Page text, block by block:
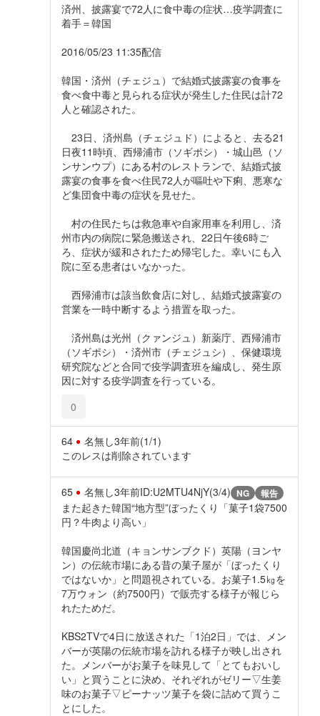
済州、披露宴で72人に食中毒の症状…疫学調査に
着手＝韓国
2016/05/23 11:35配信
韓国・済州（チェジュ）で結婚式披露宴の食事を
食べ食中毒と見られる症状が発生した住民は計72
人と確認された。
23日、済州島（チェジュド）によると、去る21
日夜11時頃、西帰浦市（ソギポシ）・城山邑（ソ
ンサンウプ）にある村のレストランで、結婚式披
露宴の食事を食べ住民72人が嘔吐や下痢、悪寒な
ど集団食中毒の症状を見せた。
村の住民たちは救急車や自家用車を利用し、済
州市内の病院に緊急搬送され、22日午後6時ご
ろ、症状が緩和されたため帰宅した。幸いにも入
院に至る患者はいなかった。
西帰浦市は該当飲食店に対し、結婚式披露宴の
営業を一時中断するよう措置を取った。
済州島は光州（クァンジュ）新薬庁、西帰浦市
（ソギポシ）・済州市（チェジュシ）、保健環境
研究院などと合同で疫学調査班を編成し、発生原
因に対する疫学調査を行っている。
0
64 名無し3年前(1/1)
このレスは削除されています
65 名無し3年前ID:U2MTU4NjY(3/4) NG 報告
また起きた韓国“地方型”ぼったくり「菓子1袋7500
円？牛肉より高い」
韓国慶尚北道（キョンサンブクド）英陽（ヨンヤ
ン）の伝統市場にある昔の菓子屋が「ぼったくり
ではないか」と問題視されている。お菓子1.5㎏を
7万ウォン（約7500円）で販売する様子が報じら
れたためだ。
KBS2TVで4日に放送された「1泊2日」では、メン
バーが英陽の伝統市場を訪れる様子が映し出され
た。メンバーがお菓子を味見して「とてもおいし
い」と買うことに決め、それぞれがゼリー▽生姜
味のお菓子▽ピーナッツ菓子を袋に詰めて買うこ
とにした。